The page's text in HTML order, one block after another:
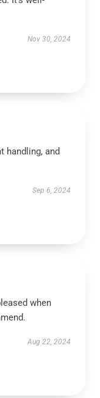
Nov 30, 2024
handling, and
Sep 6, 2024
when
Aug 22, 2024